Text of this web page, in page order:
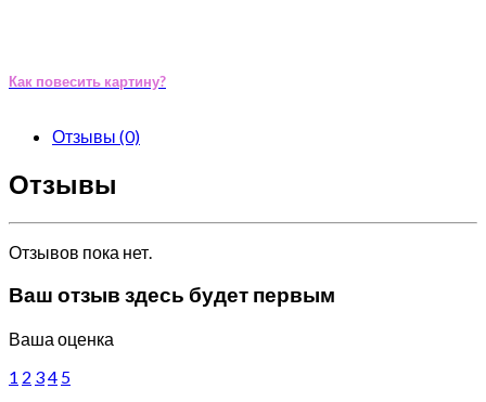
Как повесить картину?
Отзывы (0)
Отзывы
Отзывов пока нет.
Ваш отзыв здесь будет первым
Ваша оценка
1 2 34 5